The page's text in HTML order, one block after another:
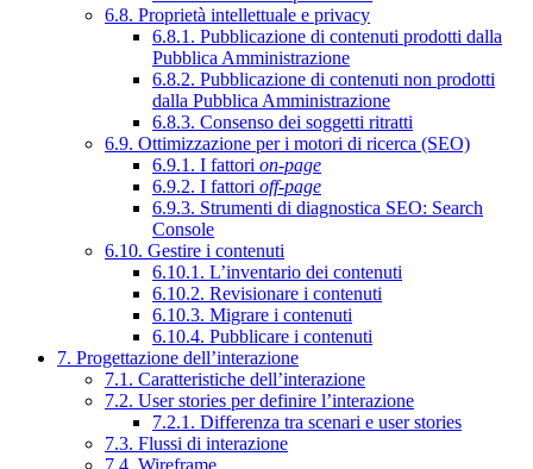
6.8. Proprietà intellettuale e privacy
6.8.1. Pubblicazione di contenuti prodotti dalla
Pubblica Amministrazione
6.8.2. Pubblicazione di contenuti non prodotti
dalla Pubblica Amministrazione
6.8.3. Consenso dei soggetti ritratti
6.9. Ottimizzazione per i motori di ricerca (SEO)
6.9.1. I fattori on-page
6.9.2. I fattori off-page
6.9.3. Strumenti di diagnostica SEO: Search
Console
6.10. Gestire i contenuti
6.10.1. L’inventario dei contenuti
6.10.2. Revisionare i contenuti
6.10.3. Migrare i contenuti
6.10.4. Pubblicare i contenuti
7. Progettazione dell’interazione
7.1. Caratteristiche dell’interazione
7.2. User stories per definire l’interazione
7.2.1. Differenza tra scenari e user stories
7.3. Flussi di interazione
7.4. Wireframe